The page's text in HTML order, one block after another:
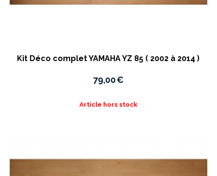
Kit Déco complet YAMAHA YZ 85 ( 2002 à 2014 )
79,00€
Article hors stock